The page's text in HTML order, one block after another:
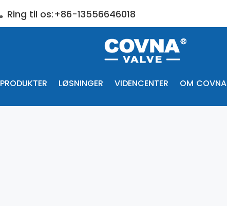
Ring til os:+86-13556646018
PRODUKTER LØSNINGER VIDENCENTER OM COVNA